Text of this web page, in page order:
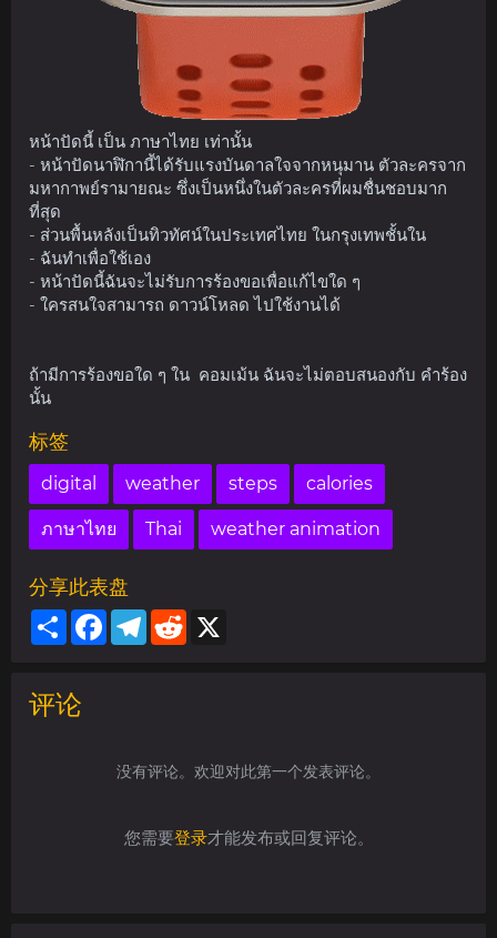
หน้าปัดนี้ เป็น ภาษาไทย เท่านั้น
- หน้าปัดนาฬิกานี้ได้รับแรงบันดาลใจจากหนุมาน ตัวละครจาก
มหากาพย์รามายณะ ซึ่งเป็นหนึ่งในตัวละครที่ผมชื่นชอบมาก
ที่สุด
- ส่วนพื้นหลังเป็นทิวทัศน์ในประเทศไทย ในกรุงเทพชั้นใน
- ฉันทำเพื่อใช้เอง
- หน้าปัดนี้ฉันจะไม่รับการร้องขอเพื่อแก้ไขใด ๆ
- ใครสนใจสามารถ ดาวน์โหลด ไปใช้งานได้
ถ้ามีการร้องขอใด ๆ ใน คอมเม้น ฉันจะไม่ตอบสนองกับ คำร้อง
นั้น
标签
digital weather steps calories
ภาษาไทย Thai weather animation
分享此表盘
ShareFacebookTelegram
Reddit
评论
没有评论。欢迎对此第一个发表评论。
您需要登录才能发布或回复评论。